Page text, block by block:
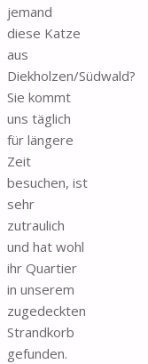
jemand
diese Katze
aus
Diekholzen/Südwald?
Sie kommt
uns täglich
für längere
Zeit
besuchen, ist
sehr
zutraulich
und hat wohl
ihr Quartier
in unserem
zugedeckten
Strandkorb
gefunden.